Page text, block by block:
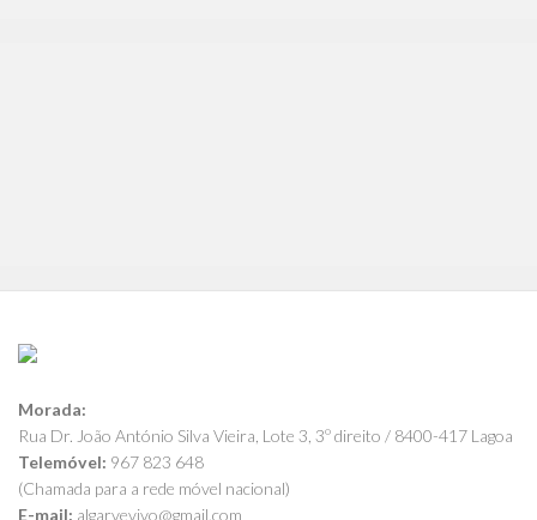
Morada:
Rua Dr. João António Silva Vieira, Lote 3, 3º direito / 8400-417 Lagoa
Telemóvel: 967 823 648
(Chamada para a rede móvel nacional)
E-mail: algarvevivo@gmail.com